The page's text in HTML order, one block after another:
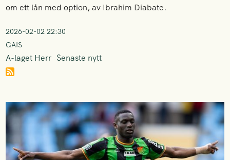
om ett lån med option, av Ibrahim Diabate.
2026-02-02 22:30
GAIS
A-laget Herr Senaste nytt